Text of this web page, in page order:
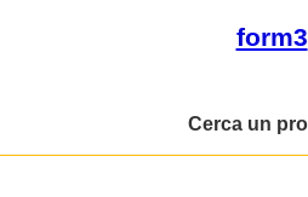
form3
Cerca un